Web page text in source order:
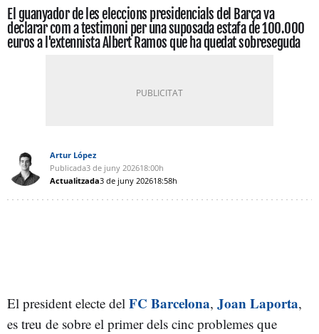
El guanyador de les eleccions presidencials del Barça va
declarar com a testimoni per una suposada estafa de 100.000
euros a l'extennista Albert Ramos que ha quedat sobreseguda
Artur López
Publicada3 de juny 202618:00h
Actualitzada3 de juny 202618:58h
El president electe del FC Barcelona, Joan Laporta,
es treu de sobre el primer dels cinc problemes que